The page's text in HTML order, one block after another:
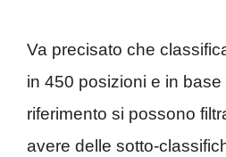
Va precisato che
in 450 posizioni e in
riferimento si possono
avere delle sotto-